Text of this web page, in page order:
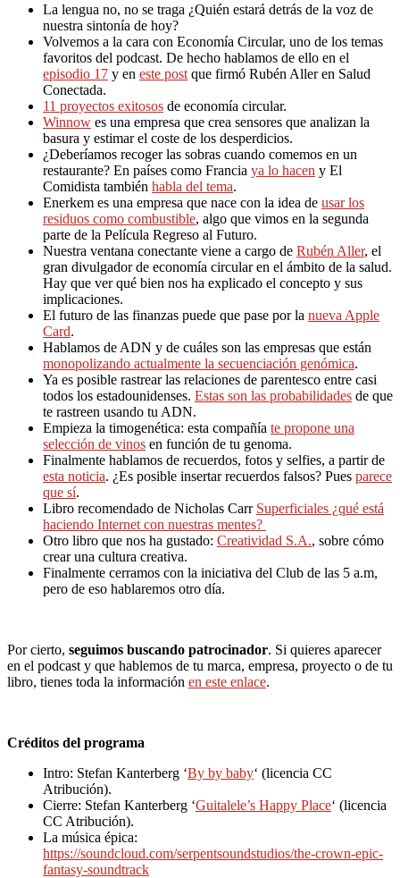
La lengua no, no se traga ¿Quién estará detrás de la voz de
nuestra sintonía de hoy?
Volvemos a la cara con Economía Circular, uno de los temas
favoritos del podcast. De hecho hablamos de ello en el
episodio 17 y en este post que firmó Rubén Aller en Salud
Conectada.
11 proyectos exitosos de economía circular.
Winnow es una empresa que crea sensores que analizan la
basura y estimar el coste de los desperdicios.
¿Deberíamos recoger las sobras cuando comemos en un
restaurante? En países como Francia ya lo hacen y El
Comidista también habla del tema.
Enerkem es una empresa que nace con la idea de usar los
residuos como combustible, algo que vimos en la segunda
parte de la Película Regreso al Futuro.
Nuestra ventana conectante viene a cargo de Rubén Aller, el
gran divulgador de economía circular en el ámbito de la salud.
Hay que ver qué bien nos ha explicado el concepto y sus
implicaciones.
El futuro de las finanzas puede que pase por la nueva Apple
Card.
Hablamos de ADN y de cuáles son las empresas que están
monopolizando actualmente la secuenciación genómica.
Ya es posible rastrear las relaciones de parentesco entre casi
todos los estadounidenses. Estas son las probabilidades de que
te rastreen usando tu ADN.
Empieza la timogenética: esta compañía te propone una
selección de vinos en función de tu genoma.
Finalmente hablamos de recuerdos, fotos y selfies, a partir de
esta noticia. ¿Es posible insertar recuerdos falsos? Pues parece
que sí.
Libro recomendado de Nicholas Carr Superficiales ¿qué está
haciendo Internet con nuestras mentes?
Otro libro que nos ha gustado: Creatividad S.A., sobre cómo
crear una cultura creativa.
Finalmente cerramos con la iniciativa del Club de las 5 a.m,
pero de eso hablaremos otro día.
Por cierto, seguimos buscando patrocinador. Si quieres aparecer
en el podcast y que hablemos de tu marca, empresa, proyecto o de tu
libro, tienes toda la información en este enlace.
Créditos del programa
Intro: Stefan Kanterberg ‘By by baby‘ (licencia CC
Atribución).
Cierre: Stefan Kanterberg ‘Guitalele’s Happy Place‘ (licencia
CC Atribución).
La música épica:
https://soundcloud.com/serpentsoundstudios/the-crown-epic-
fantasy-soundtrack